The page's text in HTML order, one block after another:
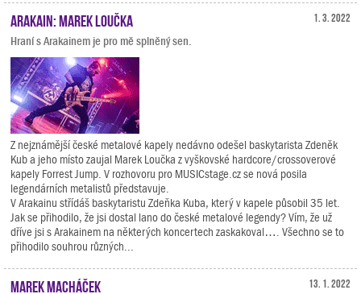
1. 3. 2022
Arakain: Marek Loučka
Hraní s Arakainem je pro mě splněný sen.
Z nejznámější české metalové kapely nedávno odešel baskytarista Zdeněk
Kub a jeho místo zaujal Marek Loučka z vyškovské hardcore/crossoverové
kapely Forrest Jump. V rozhovoru pro MUSICstage.cz se nová posila
legendárních metalistů představuje.
V Arakainu střídáš baskytaristu Zdeňka Kuba, který v kapele působil 35 let.
Jak se přihodilo, že jsi dostal lano do české metalové legendy? Vím, že už
dříve jsi s Arakainem na některých koncertech zaskakoval…. Všechno se to
přihodilo souhrou různých...
13. 1. 2022
Marek Macháček